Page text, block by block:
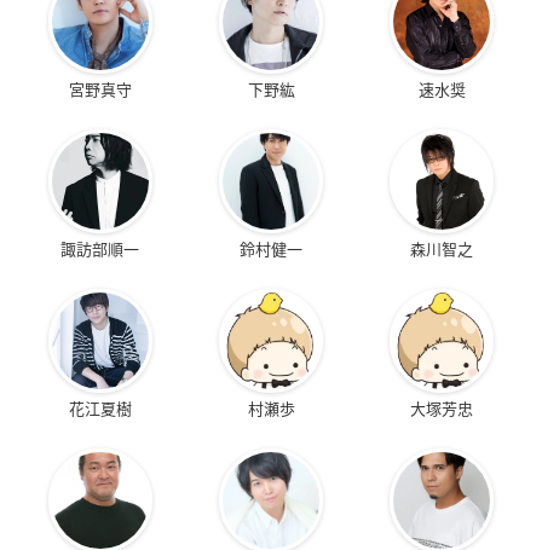
宮野真守 下野紘 速水奨
諏訪部順一 鈴村健一 森川智之
花江夏樹 村瀬歩 大塚芳忠